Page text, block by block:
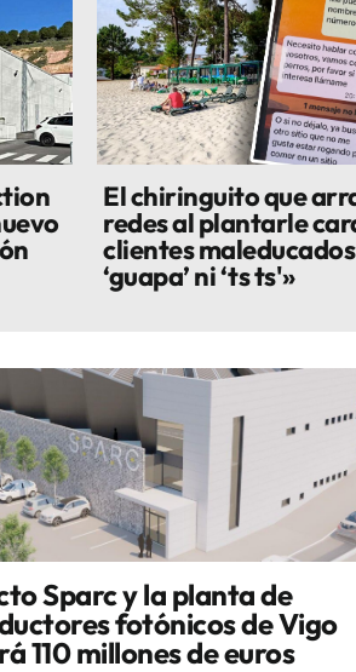
El chiringuito que
redes al plantarle
clientes
‘guapa’ ni ‘ts ts'»
Sparc y la planta de
fotónicos de Vigo
110 millones de euros